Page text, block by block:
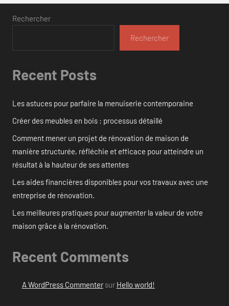
Rechercher
Rechercher
Recent Posts
Les astuces pour parfaire la menuiserie contemporaine
Créer des meubles en bois : processus détaillé
Comment mener un projet de rénovation de maison de
manière structurée, réfléchie et efficace pour atteindre un
résultat à la hauteur de ses attentes
Les aides financières disponibles pour vos travaux avec une
entreprise de rénovation.
Les meilleures pratiques pour augmenter la valeur de votre
maison grâce à la rénovation.
Recent Comments
A WordPress Commentersur Hello world!